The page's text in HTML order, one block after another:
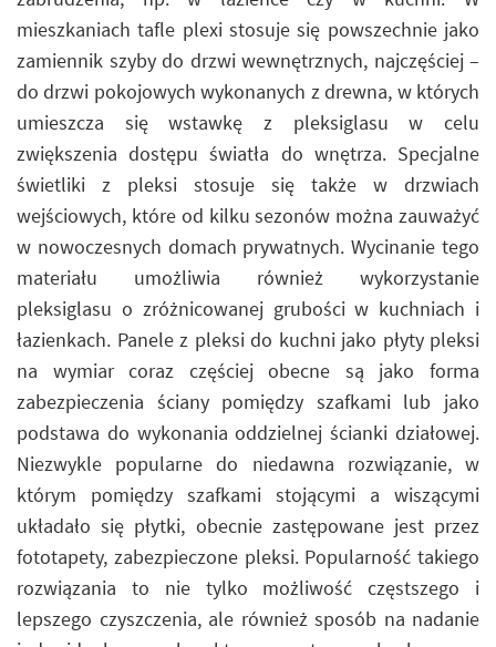
mieszkaniach tafle plexi stosuje się powszechnie jako
zamiennik szyby do drzwi wewnętrznych, najczęściej –
do drzwi pokojowych wykonanych z drewna, w których
umieszcza się wstawkę z pleksiglasu w celu
zwiększenia dostępu światła do wnętrza. Specjalne
świetliki z pleksi stosuje się także w drzwiach
wejściowych, które od kilku sezonów można zauważyć
w nowoczesnych domach prywatnych. Wycinanie tego
materiału umożliwia również wykorzystanie
pleksiglasu o zróżnicowanej grubości w kuchniach i
łazienkach. Panele z pleksi do kuchni jako płyty pleksi
na wymiar coraz częściej obecne są jako forma
zabezpieczenia ściany pomiędzy szafkami lub jako
podstawa do wykonania oddzielnej ścianki działowej.
Niezwykle popularne do niedawna rozwiązanie, w
którym pomiędzy szafkami stojącymi a wiszącymi
układało się płytki, obecnie zastępowane jest przez
fototapety, zabezpieczone pleksi. Popularność takiego
rozwiązania to nie tylko możliwość częstszego i
lepszego czyszczenia, ale również sposób na nadanie